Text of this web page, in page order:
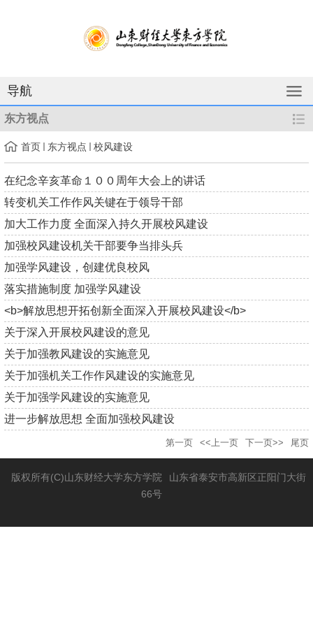
导航
东方视点
首页 东方视点 校风建设
在纪念辛亥革命１００周年大会上的讲话
转变机关工作作风关键在于领导干部
加大工作力度 全面深入持久开展校风建设
加强校风建设机关干部要争当排头兵
加强学风建设，创建优良校风
落实措施制度 加强学风建设
<b>解放思想开拓创新全面深入开展校风建设</b>
关于深入开展校风建设的意见
关于加强教风建设的实施意见
关于加强机关工作作风建设的实施意见
关于加强学风建设的实施意见
进一步解放思想 全面加强校风建设
第一页 <<上一页 下一页>> 尾页
版权所有(C)山东财经大学东方学院
山东省泰安市高新区正阳门大街
66号